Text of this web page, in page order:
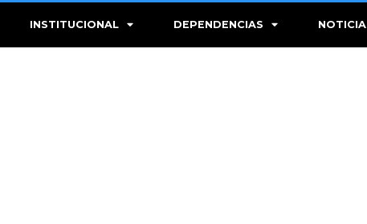
INSTITUCIONAL DEPENDENCIAS